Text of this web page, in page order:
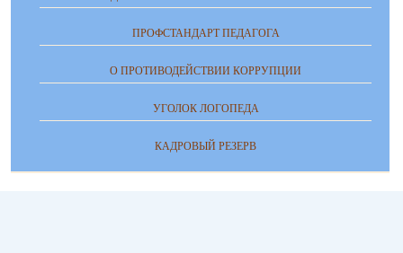
ПРОФСТАНДАРТ ПЕДАГОГА
О ПРОТИВОДЕЙСТВИИ КОРРУПЦИИ
УГОЛОК ЛОГОПЕДА
КАДРОВЫЙ РЕЗЕРВ